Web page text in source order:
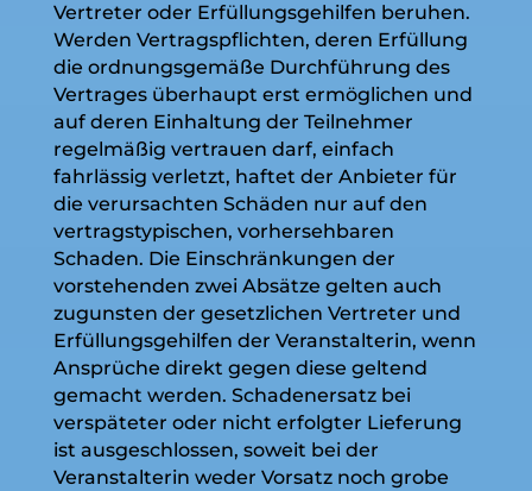
Vertreter oder Erfüllungsgehilfen beruhen.
Werden Vertragspflichten, deren Erfüllung
die ordnungsgemäße Durchführung des
Vertrages überhaupt erst ermöglichen und
auf deren Einhaltung der Teilnehmer
regelmäßig vertrauen darf, einfach
fahrlässig verletzt, haftet der Anbieter für
die verursachten Schäden nur auf den
vertragstypischen, vorhersehbaren
Schaden. Die Einschränkungen der
vorstehenden zwei Absätze gelten auch
zugunsten der gesetzlichen Vertreter und
Erfüllungsgehilfen der Veranstalterin, wenn
Ansprüche direkt gegen diese geltend
gemacht werden. Schadenersatz bei
verspäteter oder nicht erfolgter Lieferung
ist ausgeschlossen, soweit bei der
Veranstalterin weder Vorsatz noch grobe